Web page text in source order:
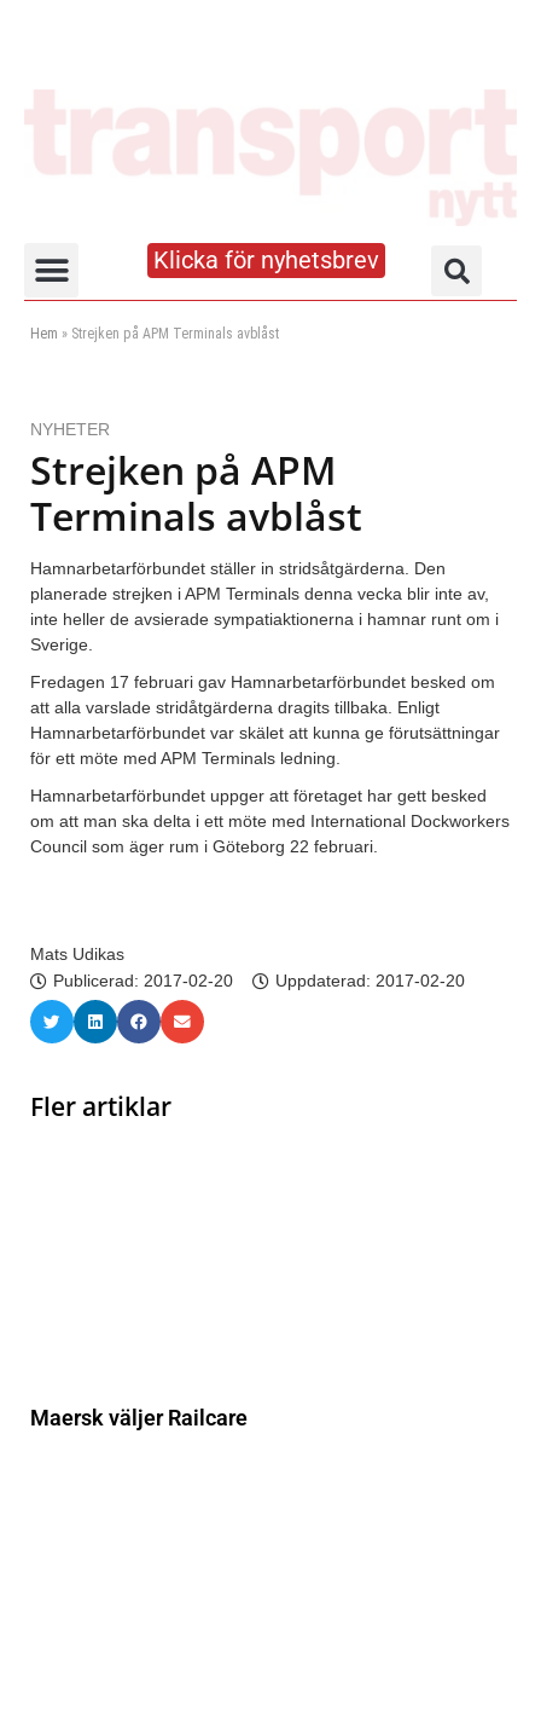
Klicka för nyhetsbrev
Hem » Strejken på APM Terminals avblåst
NYHETER
Strejken på APM
Terminals avblåst
Hamnarbetarförbundet ställer in stridsåtgärderna. Den
planerade strejken i APM Terminals denna vecka blir inte av,
inte heller de avsierade sympatiaktionerna i hamnar runt om i
Sverige.
Fredagen 17 februari gav Hamnarbetarförbundet besked om
att alla varslade stridåtgärderna dragits tillbaka. Enligt
Hamnarbetarförbundet var skälet att kunna ge förutsättningar
för ett möte med APM Terminals ledning.
Hamnarbetarförbundet uppger att företaget har gett besked
om att man ska delta i ett möte med International Dockworkers
Council som äger rum i Göteborg 22 februari.
Mats Udikas
Publicerad: 2017-02-20 Uppdaterad: 2017-02-20
Fler artiklar
Maersk väljer Railcare